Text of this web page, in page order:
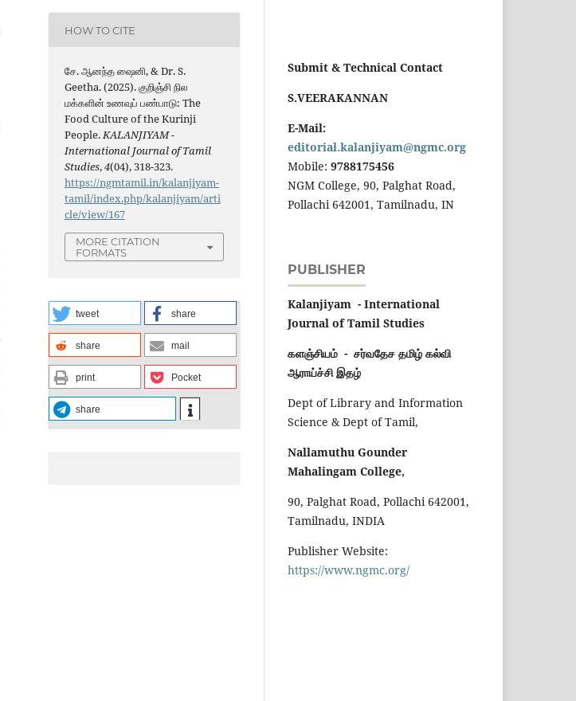
HOW TO CITE
சே. ஆனந்த ஷைனி, & Dr. S.
Geetha. (2025). குறிஞ்சி நில
மக்களின் உணவுப் பண்பாடு: The
Food Culture of the Kurinji
People.KALANJIYAM -
International Journal of Tamil
Studies,4(04), 318-323.
https://ngmtamil.in/kalanjiyam-
tamil/index.php/kalanjiyam/arti
cle/view/167
MORE CITATION
FORMATS
tweet share
share mail
print Pocket
share
Submit & Technical Contact
S.VEERAKANNAN
E-Mail:
editorial.kalanjiyam@ngmc.org
Mobile: 9788175456
NGM College, 90, Palghat Road,
Pollachi 642001, Tamilnadu, IN
PUBLISHER
Kalanjiyam - International
Journal of Tamil Studies
களஞ்சியம் - சர்வதேச தமிழ் கல்வி
ஆராய்ச்சி இதழ்
Dept of Library and Information
Science & Dept of Tamil,
Nallamuthu Gounder
Mahalingam College,
90, Palghat Road, Pollachi 642001,
Tamilnadu, INDIA
Publisher Website:
https://www.ngmc.org/